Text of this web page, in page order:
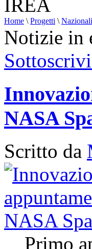
Home \ Progetti \ Nazionali
Notizie in
NASA
Scritto da
Primo